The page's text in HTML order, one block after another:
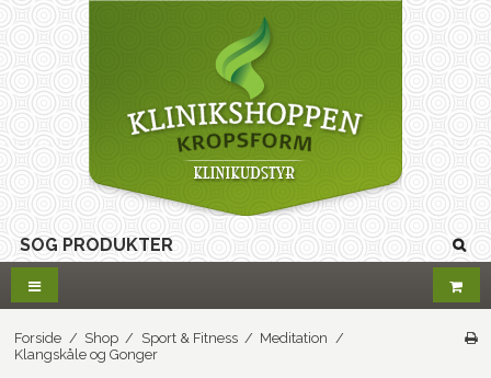
Forside / Shop / Sport & Fitness / Meditation /
Klangskåle og Gonger